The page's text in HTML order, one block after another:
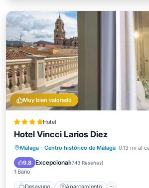
Muy bien valorado
Hotel
Hotel Vincci Larios Diez
Málaga · Centro histórico de Málaga 0.13 mi al
9.8 Excepcional(748 Reseñas)
1 Baño
Desayuno Aparcamiento
Desayuno
Aparcamiento
Aire acondicionado